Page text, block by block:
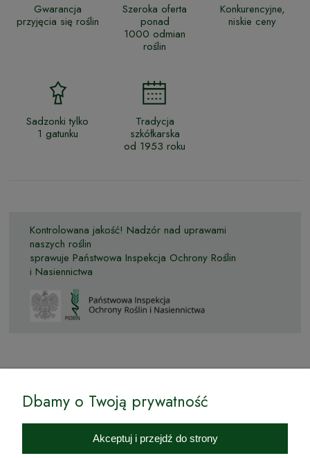
Gwarancja
przyjęcia się roślin
Szeroka oferta
ponad
1000 odmian
roślin
Konkurencyjne,
niskie ceny
Sadzonki tylko
1 gatunku
Tradycja
szkółkarska
od 1953 roku
Kontrolowana jakość! Nadzór nad uprawami
naszych roślin
sprawuje Państwowa Inspekcja Ochrony Roślin
i Nasiennictwa
Internetowy Sklep Ogrodniczy Podkarpackie Sady to inicjatywa
podkarpackich szkółkarzy, której zamierzeniem jest wprowadzenie na
rynek wysokiej jakości drzewek owocowych, drzewek ozdobnych oraz
Dbamy o Twoją prywatność
Akceptuj i przejdź do strony